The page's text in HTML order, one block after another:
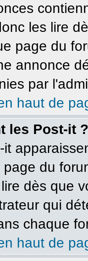
les lire
page du
annonce
par
haut de
les Post-it ?
it
page du
dès que
qui
chaque
haut de